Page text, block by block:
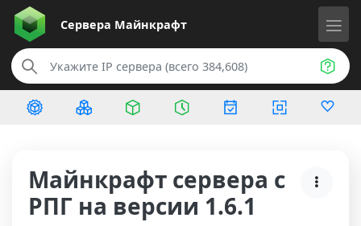
Сервера Майнкрафт
Майнкрафт сервера с
РПГ на версии 1.6.1